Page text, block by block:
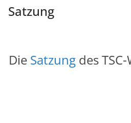
Satzung
Die Satzung des